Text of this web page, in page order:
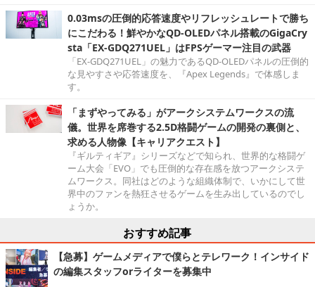
0.03msの圧倒的応答速度やリフレッシュレートで勝ち
にこだわる！鮮やかなQD-OLEDパネル搭載のGigaCry
sta「EX-GDQ271UEL」はFPSゲーマー注目の武器
「EX-GDQ271UEL」の魅力であるQD-OLEDパネルの圧倒的
な見やすさや応答速度を、『Apex Legends』で体感しま
す。
「まずやってみる」がアークシステムワークスの流
儀。世界を席巻する2.5D格闘ゲームの開発の裏側と、
求める人物像【キャリアクエスト】
『ギルティギア』シリーズなどで知られ、世界的な格闘ゲ
ーム大会「EVO」でも圧倒的な存在感を放つアークシステ
ムワークス。同社はどのような組織体制で、いかにして世
界中のファンを熱狂させるゲームを生み出しているのでし
ょうか。
おすすめ記事
【急募】ゲームメディアで僕らとテレワーク！インサイド
の編集スタッフorライターを募集中